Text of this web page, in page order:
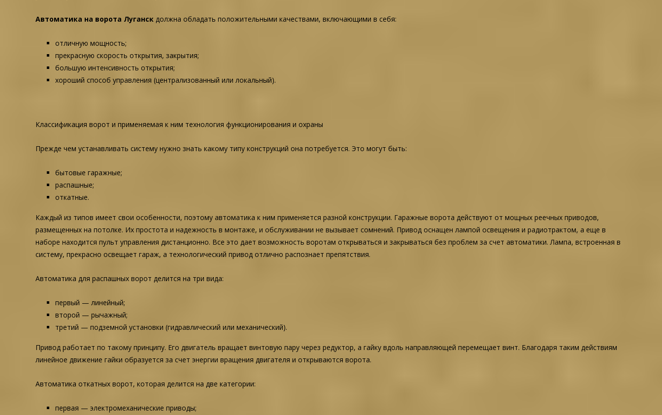
Автоматика на ворота Луганск должна обладать положительными качествами, включающими в себя:
отличную мощность;
прекрасную скорость открытия, закрытия;
большую интенсивность открытия;
хороший способ управления (централизованный или локальный).
Классификация ворот и применяемая к ним технология функционирования и охраны
Прежде чем устанавливать систему нужно знать какому типу конструкций она потребуется. Это могут быть:
бытовые гаражные;
распашные;
откатные.
Каждый из типов имеет свои особенности, поэтому автоматика к ним применяется разной конструкции. Гаражные ворота действуют от мощных реечных приводов,
размещенных на потолке. Их простота и надежность в монтаже, и обслуживании не вызывает сомнений. Привод оснащен лампой освещения и радиотрактом, а еще в
наборе находится пульт управления дистанционно. Все это дает возможность воротам открываться и закрываться без проблем за счет автоматики. Лампа, встроенная в
систему, прекрасно освещает гараж, а технологический привод отлично распознает препятствия.
Автоматика для распашных ворот делится на три вида:
первый — линейный;
второй — рычажный;
третий — подземной установки (гидравлический или механический).
Привод работает по такому принципу. Его двигатель вращает винтовую пару через редуктор, а гайку вдоль направляющей перемещает винт. Благодаря таким действиям
линейное движение гайки образуется за счет энергии вращения двигателя и открываются ворота.
Автоматика откатных ворот, которая делится на две категории:
первая — электромеханические приводы;